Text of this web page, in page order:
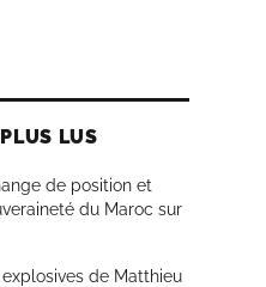
LUS
de position et
du Maroc sur
explosives de Matthieu